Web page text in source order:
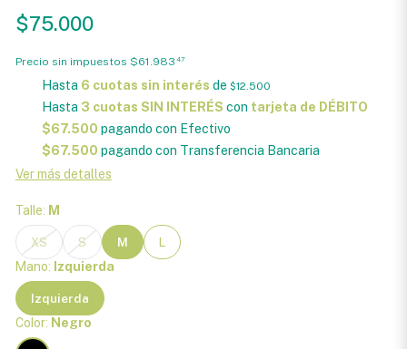
$75.000
Precio sin impuestos $61.983 47
Hasta 6 cuotas sin interés de $12.500
Hasta 3 cuotas SIN INTERÉS con tarjeta de DÉBITO
$67.500 pagando con Efectivo
$67.500 pagando con Transferencia Bancaria
Ver más detalles
Talle: M
XS S M
L
Mano: Izquierda
Izquierda
Color: Negro